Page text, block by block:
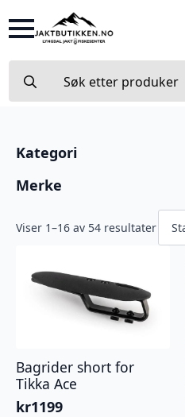
for:
Kategori
Merke
Viser 1–16 av 54 resultater
Bagrider short for
Tikka Ace
kr1199